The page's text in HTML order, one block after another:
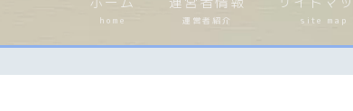
home 運営者紹介 site map